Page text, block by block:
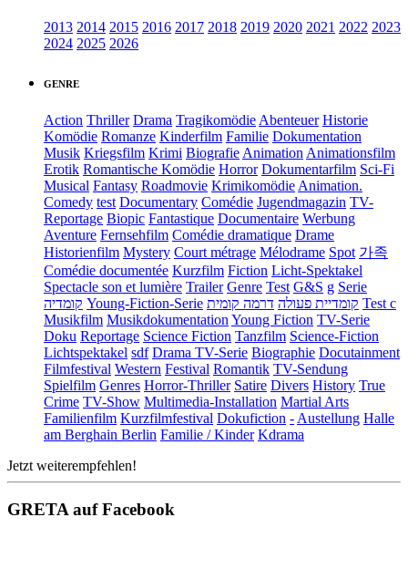
2013 2014 2015 2016 2017 2018 2019 2020 2021 2022 2023
2024 2025 2026
GENRE
Action Thriller Drama Tragikomödie Abenteuer Historie
Komödie Romanze Kinderfilm Familie Dokumentation
Musik Kriegsfilm Krimi Biografie Animation Animationsfilm
Erotik Romantische Komödie Horror Dokumentarfilm Sci-Fi
Musical Fantasy Roadmovie Krimikomödie Animation.
Comedy test Documentary Comédie Jugendmagazin TV-
Reportage Biopic Fantastique Documentaire Werbung
Aventure Fernsehfilm Comédie dramatique Drame
Historienfilm Mystery Court métrage Mélodrame Spot 가족
Comédie documentée Kurzfilm Fiction Licht-Spektakel
Spectacle son et lumière Trailer Genre Test G&S g Serie
קומדיה Young-Fiction-Serie קומדיית פעולה דרמה קומית
Test c
Musikfilm Musikdokumentation Young Fiction TV-Serie
Doku Reportage Science Fiction Tanzfilm Science-Fiction
Lichtspektakel sdf Drama TV-Serie Biographie Docutainment
Filmfestival Western Festival Romantik TV-Sendung
Spielfilm Genres Horror-Thriller Satire Divers History True
Crime TV-Show Multimedia-Installation Martial Arts
Familienfilm Kurzfilmfestival Dokufiction - Austellung Halle
am Berghain Berlin Familie / Kinder Kdrama
Jetzt weiterempfehlen!
GRETA auf Facebook